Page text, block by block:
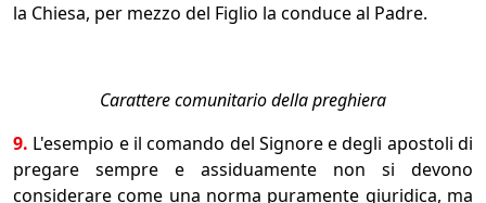
la Chiesa, per mezzo del Figlio la conduce al Padre.
Carattere comunitario della preghiera
9. L'esempio e il comando del Signore e degli apostoli di
pregare sempre e assiduamente non si devono
considerare come una norma puramente giuridica, ma